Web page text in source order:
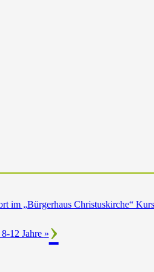
im „Bürgerhaus Christuskirche“
12 Jahre »